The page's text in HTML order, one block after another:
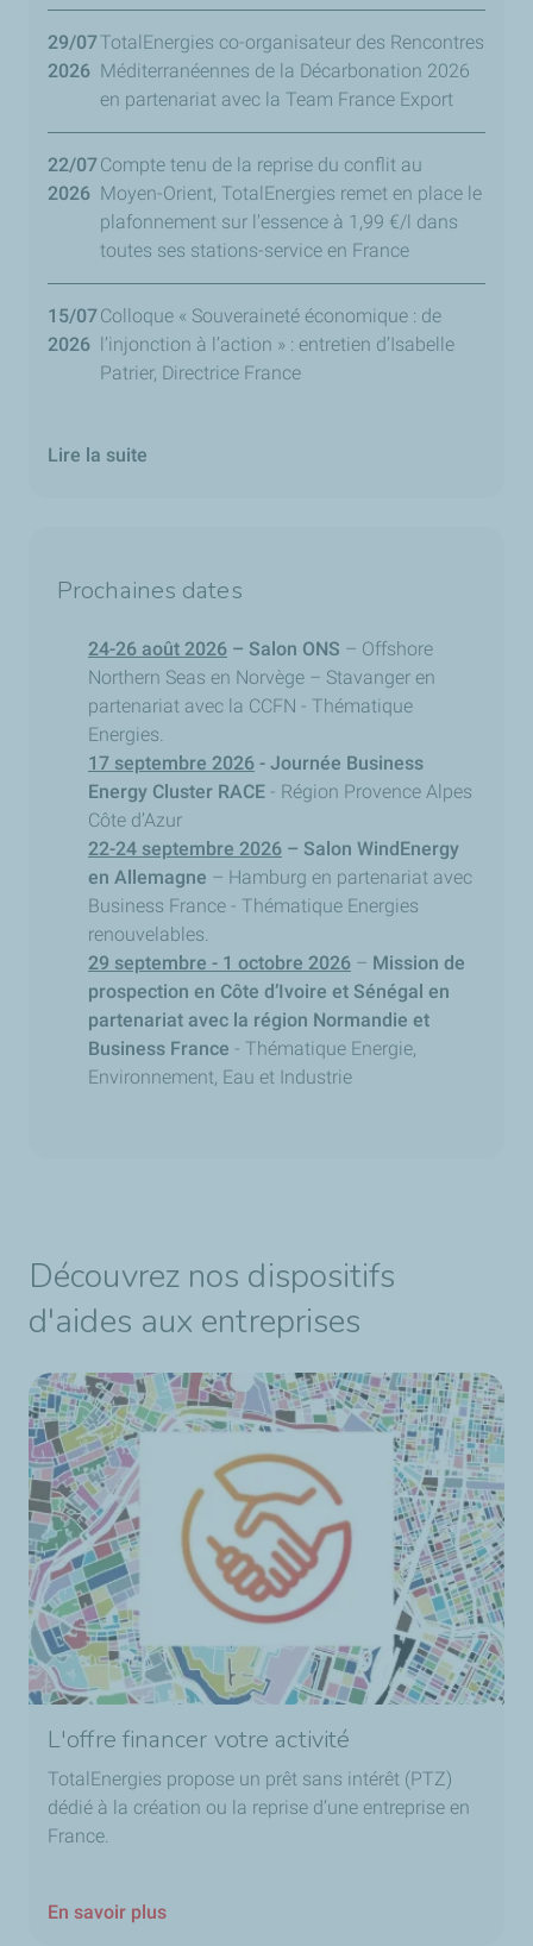
29/07
2026
TotalEnergies co-organisateur des Rencontres
Méditerranéennes de la Décarbonation 2026
en partenariat avec la Team France Export
22/07
2026
Compte tenu de la reprise du conflit au
Moyen-Orient, TotalEnergies remet en place le
plafonnement sur l'essence à 1,99 €/l dans
toutes ses stations-service en France
15/07
2026
Colloque « Souveraineté économique : de
l’injonction à l’action » : entretien d’Isabelle
Patrier, Directrice France
Lire la suite
Prochaines dates
24-26 août 2026 – Salon ONS – Offshore
Northern Seas en Norvège – Stavanger en
partenariat avec la CCFN - Thématique
Energies.
17 septembre 2026 - Journée Business
Energy Cluster RACE - Région Provence Alpes
Côte d’Azur
22-24 septembre 2026 – Salon WindEnergy
en Allemagne – Hamburg en partenariat avec
Business France - Thématique Energies
renouvelables.
29 septembre - 1 octobre 2026 – Mission de
prospection en Côte d’Ivoire et Sénégal en
partenariat avec la région Normandie et
Business France - Thématique Energie,
Environnement, Eau et Industrie
Découvrez nos dispositifs
d'aides aux entreprises
L'offre financer votre activité
TotalEnergies propose un prêt sans intérêt (PTZ)
dédié à la création ou la reprise d’une entreprise en
France.
En savoir plus